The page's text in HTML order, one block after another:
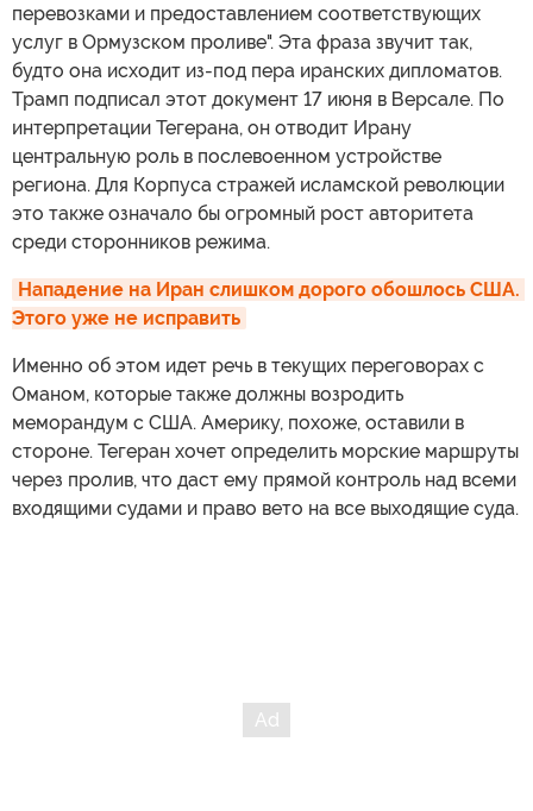
перевозками и предоставлением соответствующих
услуг в Ормузском проливе". Эта фраза звучит так,
будто она исходит из-под пера иранских дипломатов.
Трамп подписал этот документ 17 июня в Версале. По
интерпретации Тегерана, он отводит Ирану
центральную роль в послевоенном устройстве
региона. Для Корпуса стражей исламской революции
это также означало бы огромный рост авторитета
среди сторонников режима.
Нападение на Иран слишком дорого обошлось США.
Этого уже не исправить
Именно об этом идет речь в текущих переговорах с
Оманом, которые также должны возродить
меморандум с США. Америку, похоже, оставили в
стороне. Тегеран хочет определить морские маршруты
через пролив, что даст ему прямой контроль над всеми
входящими судами и право вето на все выходящие суда.